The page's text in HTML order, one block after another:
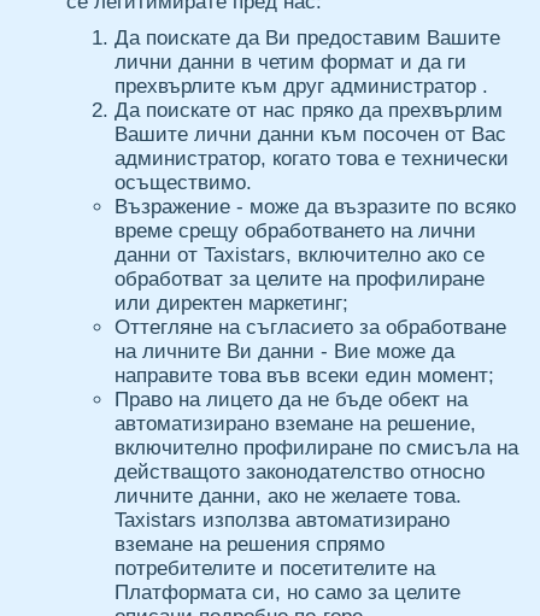
Да поискате да Ви предоставим Вашите
лични данни в четим формат и да ги
прехвърлите към друг администратор .
Да поискате от нас пряко да прехвърлим
Вашите лични данни към посочен от Вас
администратор, когато това е технически
осъществимо.
Възражение - може да възразите по всяко
време срещу обработването на лични
данни от Taxistars, включително ако се
обработват за целите на профилиране
или директен маркетинг;
Оттегляне на съгласието за обработване
на личните Ви данни - Вие може да
направите това във всеки един момент;
Право на лицето да не бъде обект на
автоматизирано вземане на решение,
включително профилиране по смисъла на
действащото законодателство относно
личните данни, ако не желаете това.
Taxistars използва автоматизирано
вземане на решения спрямо
потребителите и посетителите на
Платформата си, но само за целите